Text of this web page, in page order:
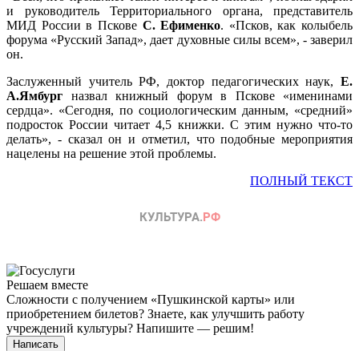
и руководитель Территориального органа, представитель
МИД России в Пскове С. Ефименко. «Псков, как колыбель
форума «Русский Запад», дает духовные силы всем», - заверил
он.
Заслуженный учитель РФ, доктор педагогических наук, Е.
А.Ямбург назвал книжный форум в Пскове «именинами
сердца». «Сегодня, по социологическим данным, «средний»
подросток России читает 4,5 книжки. С этим нужно что-то
делать», - сказал он и отметил, что подобные мероприятия
нацелены на решение этой проблемы.
ПОЛНЫЙ ТЕКСТ
Решаем вместе
Сложности с получением «Пушкинской карты» или
приобретением билетов? Знаете, как улучшить работу
учреждений культуры? Напишите — решим!
Написать